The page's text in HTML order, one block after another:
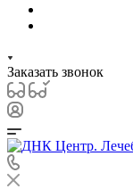
Заказать звонок